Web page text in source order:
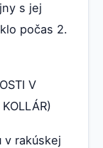
s jej
počas 2.
V
v rakúskej